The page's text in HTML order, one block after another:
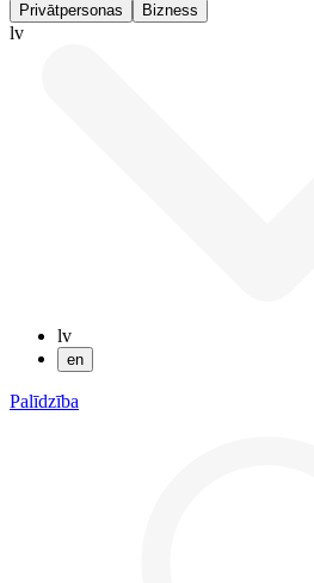
Privātpersonas Bizness
lv
lv
en
Palīdzība